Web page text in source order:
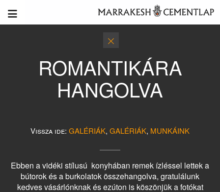
ROMANTIKÁRA
HANGOLVA
Vissza ide: GALÉRIÁK, GALÉRIÁK, MUNKÁINK
Ebben a vidéki stílusú konyhában remek ízléssel lettek a
bútorok és a burkolatok összehangolva, gratulálunk
kedves vásárlónknak és ezúton is köszönjük a fotókat